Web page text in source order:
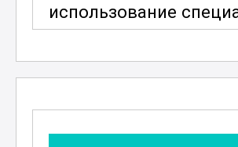
использование
обеспечения для
различными
современных
вопросам
необходимо для